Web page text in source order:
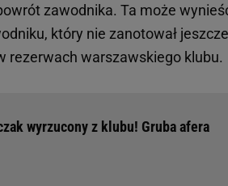
zawodnika. Ta może
który nie zanotował
rezerwach warszawskiego klubu.
wyrzucony z klubu! Gruba afera